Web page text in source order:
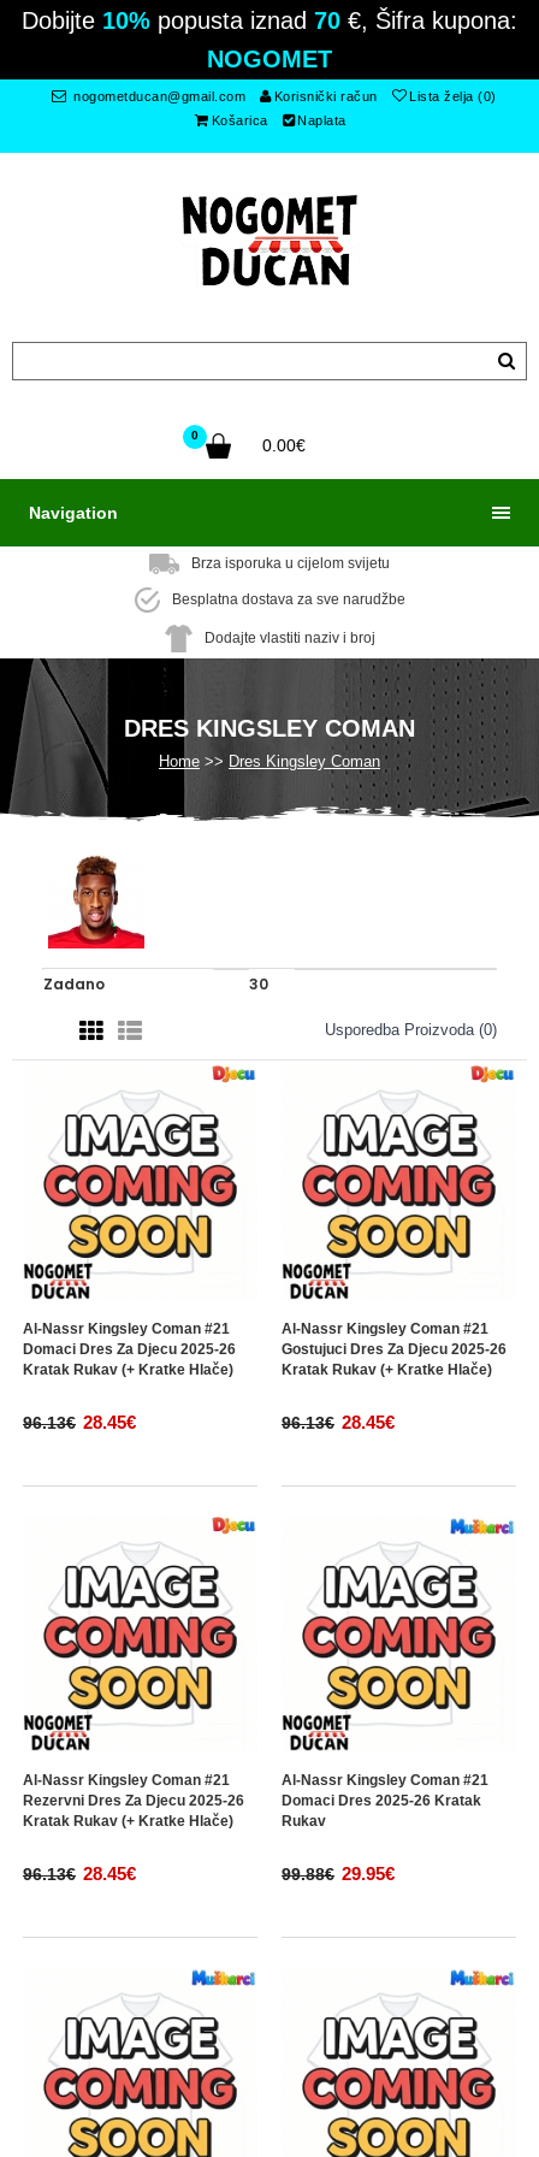
Dobijte 10% popusta iznad 70 €, Šifra kupona:
NOGOMET
nogometducan@gmail.com Korisnički račun
Lista želja (0)
Košarica
Naplata
0
0.00€
Navigation
Brza isporuka u cijelom svijetu
Besplatna dostava za sve narudžbe
Dodajte vlastiti naziv i broj
DRES KINGSLEY COMAN
Home Dres Kingsley Coman
Usporedba Proizvoda (0)
Al-Nassr Kingsley Coman #21
Domaci Dres Za Djecu 2025-26
Kratak Rukav (+ Kratke Hlače)
96.13€ 28.45€
Al-Nassr Kingsley Coman #21
Gostujuci Dres Za Djecu 2025-26
Kratak Rukav (+ Kratke Hlače)
96.13€ 28.45€
Al-Nassr Kingsley Coman #21
Rezervni Dres Za Djecu 2025-26
Kratak Rukav (+ Kratke Hlače)
96.13€ 28.45€
Al-Nassr Kingsley Coman #21
Domaci Dres 2025-26 Kratak
Rukav
99.88€ 29.95€